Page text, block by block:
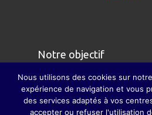
Notre objectif
Nous avons pour but de
véritable à la famille et à
Nous utilisons des cookies sur
expérience de navigation et vous
des services adaptés à vos
accepter ou refuser l'utilisation